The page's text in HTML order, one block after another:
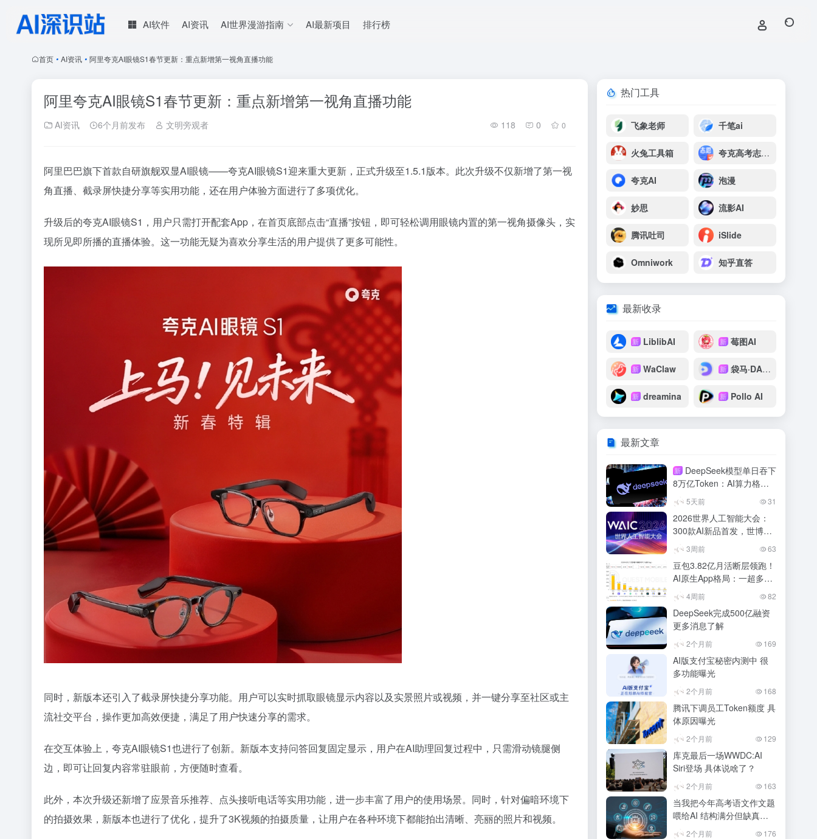
AI软件 AI资讯 AI世界漫游指南 AI最新项目 排行榜
首页 • AI资讯 • 阿里夸克AI眼镜S1春节更新：重点新增第一视角直播功能
阿里夸克AI眼镜S1春节更新：重点新增第一视角直播功能
AI资讯 6个月前发布 文明旁观者 118 0 0
阿里巴巴旗下首款自研旗舰双显AI眼镜——夸克AI眼镜S1迎来重大更新，正式升级至1.5.1版本。此次升级不仅新增了第一视
角直播、截录屏快捷分享等实用功能，还在用户体验方面进行了多项优化。
升级后的夸克AI眼镜S1，用户只需打开配套App，在首页底部点击“直播”按钮，即可轻松调用眼镜内置的第一视角摄像头，实
现所见即所播的直播体验。这一功能无疑为喜欢分享生活的用户提供了更多可能性。
同时，新版本还引入了截录屏快捷分享功能。用户可以实时抓取眼镜显示内容以及实景照片或视频，并一键分享至社区或主
流社交平台，操作更加高效便捷，满足了用户快速分享的需求。
在交互体验上，夸克AI眼镜S1也进行了创新。新版本支持问答回复固定显示，用户在AI助理回复过程中，只需滑动镜腿侧
边，即可让回复内容常驻眼前，方便随时查看。
此外，本次升级还新增了应景音乐推荐、点头接听电话等实用功能，进一步丰富了用户的使用场景。同时，针对偏暗环境下
的拍摄效果，新版本也进行了优化，提升了3K视频的拍摄质量，让用户在各种环境下都能拍出清晰、亮丽的照片和视频。
热门工具
飞象老师 千笔ai
火兔工具箱 夸克高考志愿填报
夸克AI 泡漫
妙思 流影AI
腾讯吐司 iSlide
Omniwork 知乎直答
最新收录
新 LiblibAI 新 莓图AI
新 WaClaw 新 袋马·DAIMAX
新 dreamina 新 Pollo AI
最新文章
新 DeepSeek模型单日吞下
8万亿Token：AI算力格局
彻底改写
5天前 31
2026世界人工智能大会：
300款AI新品首发，世博馆
布展冲刺
3周前 63
豆包3.82亿月活断层领跑！
AI原生App格局：一超多
强，马太效应加剧
4周前 82
DeepSeek完成500亿融资
更多消息了解
2个月前 169
AI版支付宝秘密内测中 很
多功能曝光
2个月前 168
腾讯下调员工Token额度 具
体原因曝光
2个月前 129
库克最后一场WWDC:AI
Siri登场 具体说啥了？
2个月前 163
当我把今年高考语文作文题
喂给AI 结构满分但缺真情
实感2个月前 176